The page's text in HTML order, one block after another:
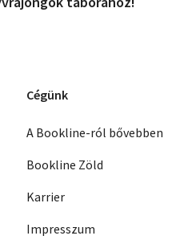
Cégünk
A Bookline-ról bővebben
Bookline Zöld
Karrier
Impresszum